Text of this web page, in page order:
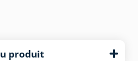
produit